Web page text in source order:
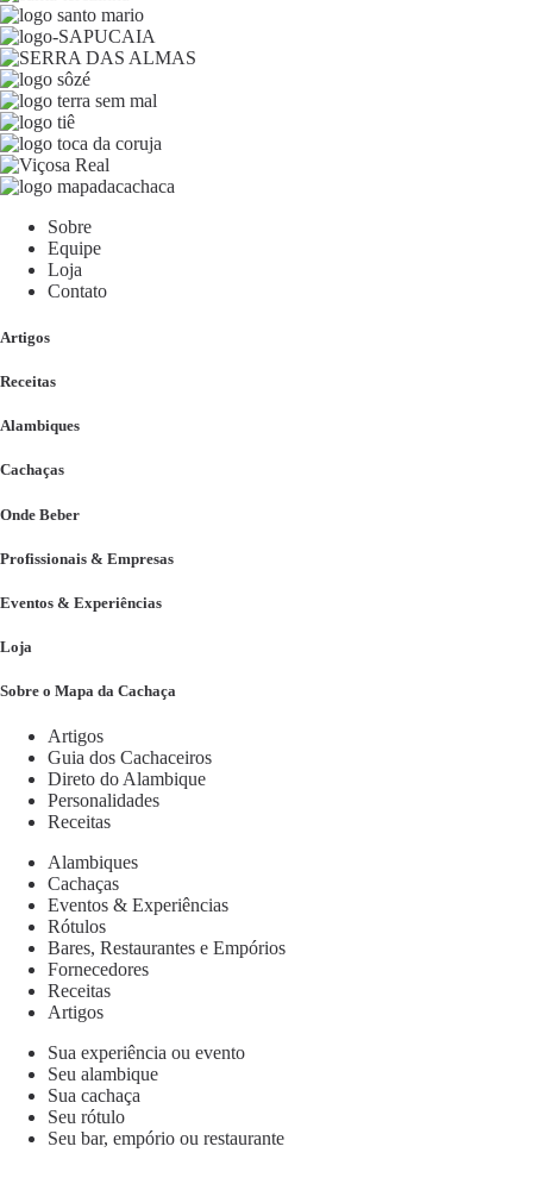
Sobre
Equipe
Loja
Contato
Artigos
Receitas
Alambiques
Cachaças
Onde Beber
Profissionais & Empresas
Eventos & Experiências
Loja
Sobre o Mapa da Cachaça
Artigos
Guia dos Cachaceiros
Direto do Alambique
Personalidades
Receitas
Alambiques
Cachaças
Eventos & Experiências
Rótulos
Bares, Restaurantes e Empórios
Fornecedores
Receitas
Artigos
Sua experiência ou evento
Seu alambique
Sua cachaça
Seu rótulo
Seu bar, empório ou restaurante